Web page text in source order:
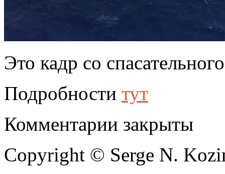
Это кадр со
Подробности тут
Комментарии закрыты
Copyright © Serge N.